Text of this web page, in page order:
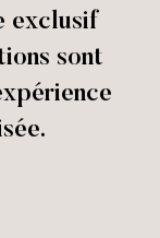
exclusif
sont